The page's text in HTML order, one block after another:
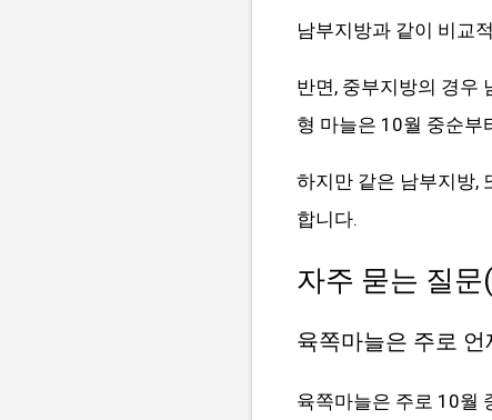
남부지방과 같이 비교
반면, 중부지방의 경우
형 마늘은 10월 중순부
하지만 같은 남부지방,
합니다.
자주 묻는 질문
육쪽마늘은 주로 언
육쪽마늘은 주로 10월